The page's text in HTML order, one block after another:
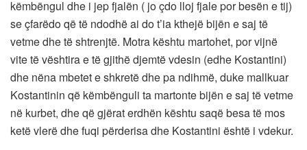
këmbëngul dhe i jep fjalën ( jo çdo lloj fjale por besën e tij)
se çfarëdo që të ndodhë ai do t’ia kthejë bijën e saj të
vetme dhe të shtrenjtë. Motra kështu martohet, por vijnë
vite të vështira e të gjithë djemtë vdesin (edhe Kostantini)
dhe nëna mbetet e shkretë dhe pa ndihmë, duke mallkuar
Kostantinin që këmbënguli ta martonte bijën e saj të vetme
në kurbet, dhe që gjërat erdhën kështu saqë besa të mos
ketë vlerë dhe fuqi përderisa dhe Kostantini është i vdekur.